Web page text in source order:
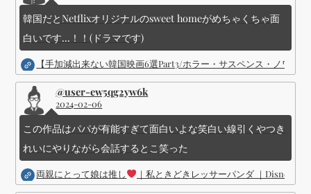
韓国だとNetflixオリジナルのsweet homeがめちゃくちゃ面
白いです...！！(ドラマです)
【手加減出来ない韓国映画6選Part3/ホラー・サスペンス・ノワー
@user-ew5qg2yw6k
2024-02-06
この作品はパパが有能すぎて面白いよな笑白い線引くやつき
れいにやりながら会話するとこ笑った
両親にとって娘は推し ｜私ときどきレッサーパンダ ｜Disney (